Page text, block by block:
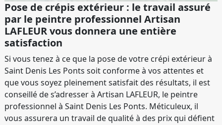
Pose de crépis extérieur : le travail assuré
par le peintre professionnel Artisan
LAFLEUR vous donnera une entière
satisfaction
Si vous tenez à ce que la pose de votre crépi extérieur à
Saint Denis Les Ponts soit conforme à vos attentes et
que vous soyez pleinement satisfait des résultats, il est
conseillé de s’adresser à Artisan LAFLEUR, le peintre
professionnel à Saint Denis Les Ponts. Méticuleux, il
vous assurera un travail de qualité à des prix qui défient